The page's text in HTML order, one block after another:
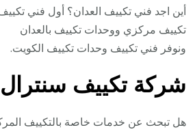
أين اجد فني تكييف العدان؟ أول فني
تكييف مركزي ووحدات تكييف بالعدان
ونوفر فني تكييف وحدات تكييف الكويت.
شركة تكييف سنترال
هل تبحث عن خدمات خاصة بالتكييف